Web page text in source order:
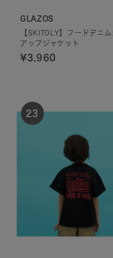
GLAZOS
【SKIT0LY】フードデニ
アップジャケット
¥3,960